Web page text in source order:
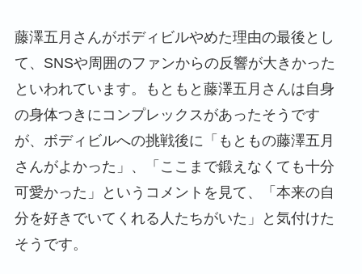
藤澤五月さんがボディビルやめた理由の最後とし
て、SNSや周囲のファンからの反響が大きかった
といわれています。もともと藤澤五月さんは自身
の身体つきにコンプレックスがあったそうです
が、ボディビルへの挑戦後に「もともの藤澤五月
さんがよかった」、「ここまで鍛えなくても十分
可愛かった」というコメントを見て、「本来の自
分を好きでいてくれる人たちがいた」と気付けた
そうです。